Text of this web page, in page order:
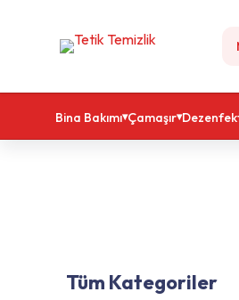
Bina Bakımı Çamaşır
Tüm Kategoriler